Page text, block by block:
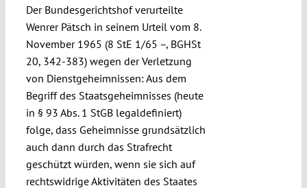
Der Bundesgerichtshof verurteilte
Wenrer Pätsch in seinem Urteil vom 8.
November 1965 (8 StE 1/65 –, BGHSt
20, 342-383) wegen der Verletzung
von Dienstgeheimnissen: Aus dem
Begriff des Staatsgeheimnisses (heute
in § 93 Abs. 1 StGB legaldefiniert)
folge, dass Geheimnisse grundsätzlich
auch dann durch das Strafrecht
geschützt würden, wenn sie sich auf
rechtswidrige Aktivitäten des Staates